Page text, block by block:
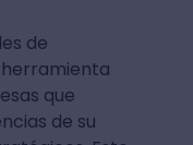
de
que
de su